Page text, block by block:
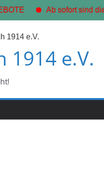
Ab sofort sind
1914 e.V.